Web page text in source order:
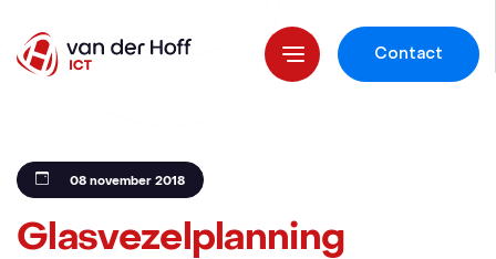
Contact
08 november 2018
Glasvezelplanning